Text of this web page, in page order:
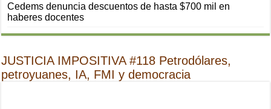
Cedems denuncia descuentos de hasta $700 mil en
haberes docentes
JUSTICIA IMPOSITIVA #118 Petrodólares,
petroyuanes, IA, FMI y democracia